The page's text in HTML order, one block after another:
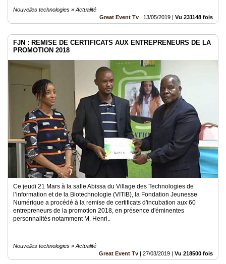
Nouvelles technologies » Actualité
Great Event Tv | 13/05/2019 | Vu 231148 fois
FJN : REMISE DE CERTIFICATS AUX ENTREPRENEURS DE LA
PROMOTION 2018
Ce jeudi 21 Mars à la salle Abissa du Village des Technologies de
l’information et de la Biotechnologie (VITIB), la Fondation Jeunesse
Numérique a procédé à la remise de certificats d'incubation aux 60
entrepreneurs de la promotion 2018, en présence d'éminentes
personnalités notamment M. Henri..
Nouvelles technologies » Actualité
Great Event Tv | 27/03/2019 | Vu 218500 fois